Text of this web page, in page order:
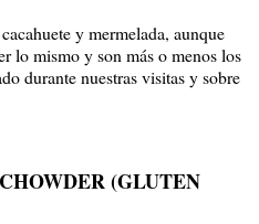
y mermelada, aunque
lo mismo y son más o menos los
durante nuestras visitas y sobre
(GLUTEN